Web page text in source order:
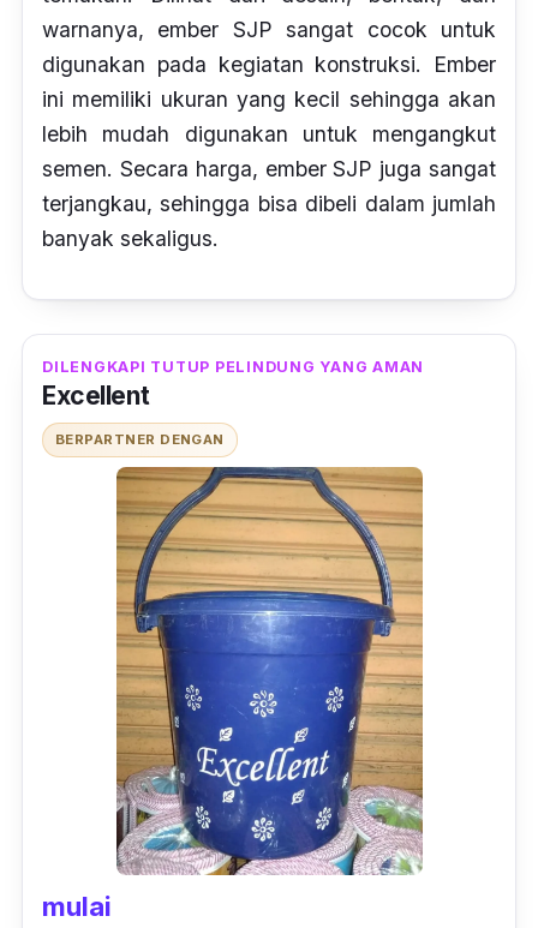
warnanya, ember SJP sangat cocok untuk
digunakan pada kegiatan konstruksi. Ember
ini memiliki ukuran yang kecil sehingga akan
lebih mudah digunakan untuk mengangkut
semen. Secara harga, ember SJP juga sangat
terjangkau, sehingga bisa dibeli dalam jumlah
banyak sekaligus.
DILENGKAPI TUTUP PELINDUNG YANG AMAN
Excellent
BERPARTNER DENGAN
mulai